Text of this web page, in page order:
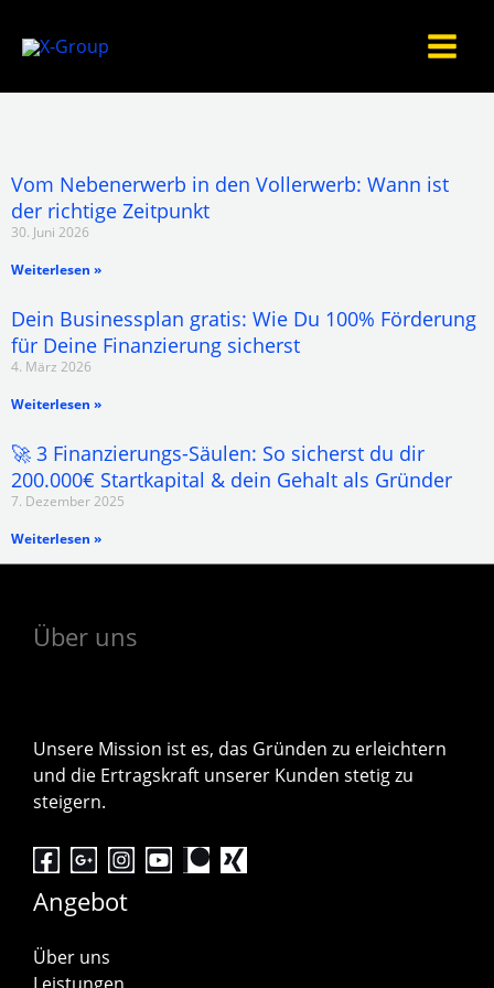
Inhalt
Vom Nebenerwerb in den Vollerwerb: Wann ist
der richtige Zeitpunkt
30. Juni 2026
Weiterlesen »
Dein Businessplan gratis: Wie Du 100% Förderung
für Deine Finanzierung sicherst
4. März 2026
Weiterlesen »
🚀 3 Finanzierungs-Säulen: So sicherst du dir
200.000€ Startkapital & dein Gehalt als Gründer
7. Dezember 2025
Weiterlesen »
Über uns
Unsere Mission ist es, das Gründen zu erleichtern
und die Ertragskraft unserer Kunden stetig zu
steigern.
Angebot
Über uns